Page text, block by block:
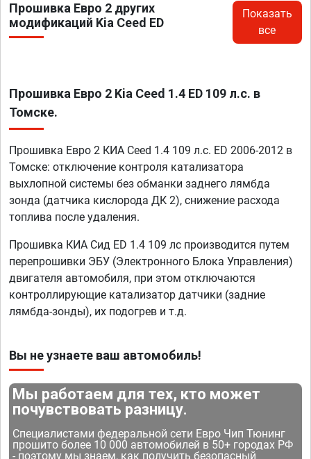
Прошивка Евро 2 других
модификаций Kia Ceed ED
Показать
все
Прошивка Евро 2 Kia Ceed 1.4 ED 109 л.с. в
Томске.
Прошивка Евро 2 КИА Ceed 1.4 109 л.с. ED 2006-2012 в
Томске: отключение контроля катализатора
выхлопной системы без обманки заднего лямбда
зонда (датчика кислорода ДК 2), снижение расхода
топлива после удаления.
Прошивка КИА Сид ED 1.4 109 лс производится путем
перепрошивки ЭБУ (Электронного Блока Управления)
двигателя автомобиля, при этом отключаются
контроллирующие катализатор датчики (задние
лямбда-зонды), их подогрев и т.д.
Вы не узнаете ваш автомобиль!
Мы работаем для тех, кто может
почувствовать разницу.
Специалистами федеральной сети Евро Чип Тюнинг
прошито более 10 000 автомобилей в 50+ городах РФ
- поэтому мы знаем, как получить безопасный